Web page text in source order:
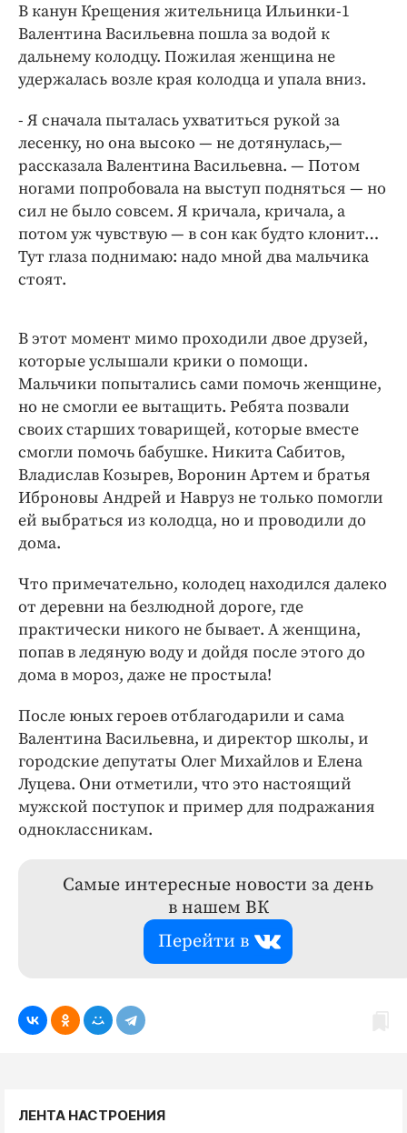
В канун Крещения жительница Ильинки-1
Валентина Васильевна пошла за водой к
дальнему колодцу. Пожилая женщина не
удержалась возле края колодца и упала вниз.
- Я сначала пыталась ухватиться рукой за
лесенку, но она высоко — не дотянулась,—
рассказала Валентина Васильевна. — Потом
ногами попробовала на выступ подняться — но
сил не было совсем. Я кричала, кричала, а
потом уж чувствую — в сон как будто клонит…
Тут глаза поднимаю: надо мной два мальчика
стоят.
В этот момент мимо проходили двое друзей,
которые услышали крики о помощи.
Мальчики попытались сами помочь женщине,
но не смогли ее вытащить. Ребята позвали
своих старших товарищей, которые вместе
смогли помочь бабушке. Никита Сабитов,
Владислав Козырев, Воронин Артем и братья
Иброновы Андрей и Навруз не только помогли
ей выбраться из колодца, но и проводили до
дома.
Что примечательно, колодец находился далеко
от деревни на безлюдной дороге, где
практически никого не бывает. А женщина,
попав в ледяную воду и дойдя после этого до
дома в мороз, даже не простыла!
После юных героев отблагодарили и сама
Валентина Васильевна, и директор школы, и
городские депутаты Олег Михайлов и Елена
Луцева. Они отметили, что это настоящий
мужской поступок и пример для подражания
одноклассникам.
Самые интересные новости за день
в нашем ВК
Перейти в
ЛЕНТА НАСТРОЕНИЯ